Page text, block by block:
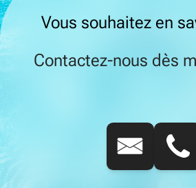
Vous souhaitez en
Contactez-nous dès